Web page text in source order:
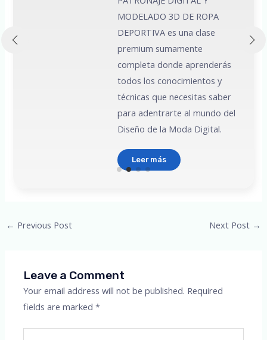
grafico, listo
hacer tarjetas,
Post
← Previous Post Next Post →
Leave a Comment
Your email address will not be published. Required
fields are marked*